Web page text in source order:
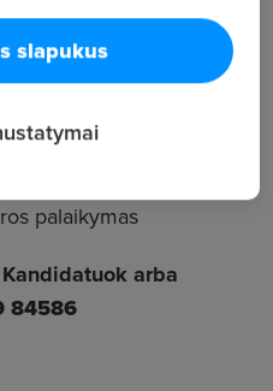
darbo pradžioje
palaikymas
arba
84586
slapukus